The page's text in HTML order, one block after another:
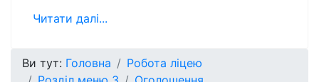
Читати далі...
Ви тут: Головна
Робота ліцею